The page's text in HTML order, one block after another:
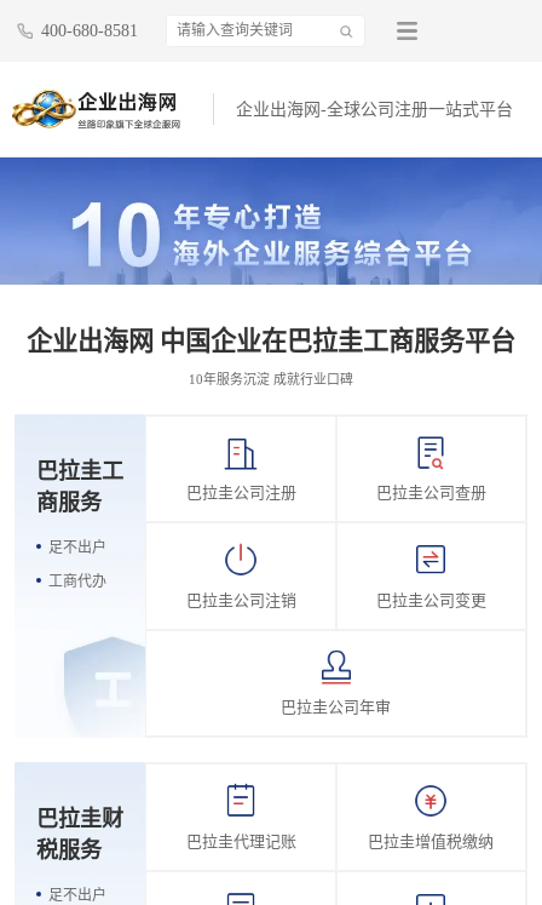
400-680-8581
企业出海网-全球公司注册一站式平台
企业出海网 中国企业在巴拉圭工商服务平台
10年服务沉淀 成就行业口碑
巴拉圭工
商服务
足不出户
工商代办
巴拉圭公司注册 巴拉圭公司查册
巴拉圭公司注销 巴拉圭公司变更
巴拉圭公司年审
巴拉圭财
税服务
足不出户
巴拉圭代理记账 巴拉圭增值税缴纳